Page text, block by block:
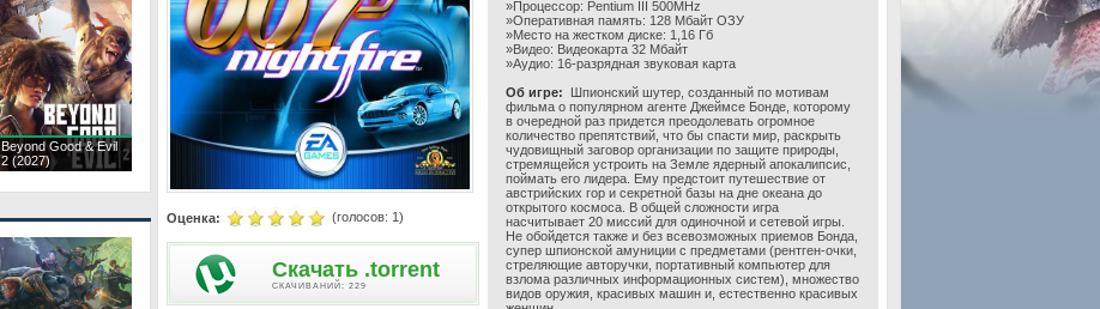
Beyond Good & Evil
2 (2027)
Оценка: (голосов: 1)
Скачать .torrent
CКАЧИВАНИЙ: 229
»Процессор: Pentium III 500MHz
»Оперативная память: 128 Мбайт ОЗУ
»Место на жестком диске: 1,16 Гб
»Видео: Видеокарта 32 Мбайт
»Аудио: 16-разрядная звуковая карта
Об игре:
Шпионский шутер, созданный по мотивам
фильма о популярном агенте Джеймсе Бонде, которому
в очередной раз придется преодолевать огромное
количество препятствий, что бы спасти мир, раскрыть
чудовищный заговор организации по защите природы,
стремящейся устроить на Земле ядерный апокалипсис,
поймать его лидера. Ему предстоит путешествие от
австрийских гор и секретной базы на дне океана до
открытого космоса. В общей сложности игра
насчитывает 20 миссий для одиночной и сетевой игры.
Не обойдется также и без всевозможных приемов Бонда,
супер шпионской амуниции с предметами (рентген-очки,
стреляющие авторучки, портативный компьютер для
взлома различных информационных систем), множество
видов оружия, красивых машин и, естественно красивых